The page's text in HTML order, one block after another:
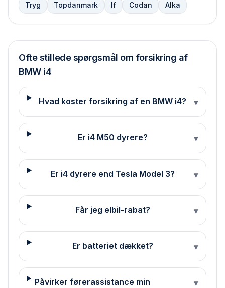
Tryg Topdanmark If Codan Alka
Ofte stillede spørgsmål om forsikring af
BMW i4
Hvad koster forsikring af en BMW i4? ▾
Er i4 M50 dyrere? ▾
Er i4 dyrere end Tesla Model 3? ▾
Får jeg elbil-rabat? ▾
Er batteriet dækket? ▾
Påvirker førerassistance min
▾